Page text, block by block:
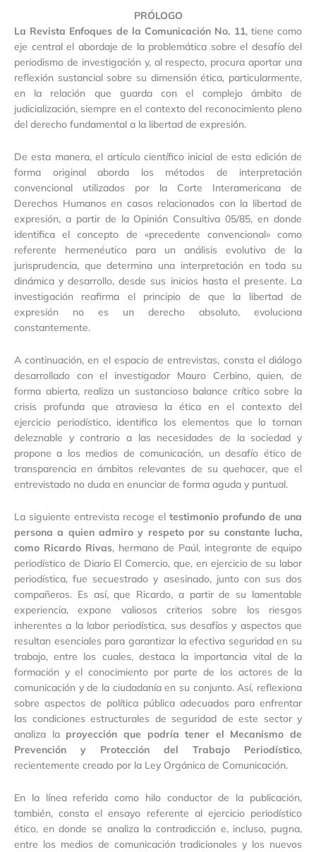
PRÓLOGO
La Revista Enfoques de la Comunicación No. 11, tiene como
eje central el abordaje de la problemática sobre el desafío del
periodismo de investigación y, al respecto, procura aportar una
reflexión sustancial sobre su dimensión ética, particularmente,
en la relación que guarda con el complejo ámbito de
judicialización, siempre en el contexto del reconocimiento pleno
del derecho fundamental a la libertad de expresión.
De esta manera, el artículo científico inicial de esta edición de
forma original aborda los métodos de interpretación
convencional utilizados por la Corte Interamericana de
Derechos Humanos en casos relacionados con la libertad de
expresión, a partir de la Opinión Consultiva 05/85, en donde
identifica el concepto de «precedente convencional» como
referente hermenéutico para un análisis evolutivo de la
jurisprudencia, que determina una interpretación en toda su
dinámica y desarrollo, desde sus inicios hasta el presente. La
investigación reafirma el principio de que la libertad de
expresión no es un derecho absoluto, evoluciona
constantemente.
A continuación, en el espacio de entrevistas, consta el diálogo
desarrollado con el investigador Mauro Cerbino, quien, de
forma abierta, realiza un sustancioso balance crítico sobre la
crisis profunda que atraviesa la ética en el contexto del
ejercicio periodístico, identifica los elementos que lo tornan
deleznable y contrario a las necesidades de la sociedad y
propone a los medios de comunicación, un desafío ético de
transparencia en ámbitos relevantes de su quehacer, que el
entrevistado no duda en enunciar de forma aguda y puntual.
La siguiente entrevista recoge el testimonio profundo de una
persona a quien admiro y respeto por su constante lucha,
como Ricardo Rivas, hermano de Paúl, integrante de equipo
periodístico de Diario El Comercio, que, en ejercicio de su labor
periodística, fue secuestrado y asesinado, junto con sus dos
compañeros. Es así, que Ricardo, a partir de su lamentable
experiencia, expone valiosos criterios sobre los riesgos
inherentes a la labor periodística, sus desafíos y aspectos que
resultan esenciales para garantizar la efectiva seguridad en su
trabajo, entre los cuales, destaca la importancia vital de la
formación y el conocimiento por parte de los actores de la
comunicación y de la ciudadanía en su conjunto. Así, reflexiona
sobre aspectos de política pública adecuados para enfrentar
las condiciones estructurales de seguridad de este sector y
analiza la proyección que podría tener el Mecanismo de
Prevención y Protección del Trabajo Periodístico,
recientemente creado por la Ley Orgánica de Comunicación.
En la línea referida como hilo conductor de la publicación,
también, consta el ensayo referente al ejercicio periodístico
ético, en donde se analiza la contradicción e, incluso, pugna,
entre los medios de comunicación tradicionales y los nuevos